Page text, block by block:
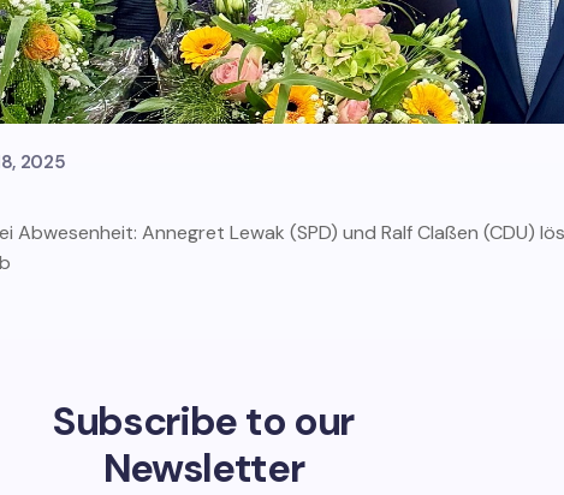
2025
Annegret Lewak (SPD) und Ralf Claßen (CDU)
Subscribe to our
Newsletter